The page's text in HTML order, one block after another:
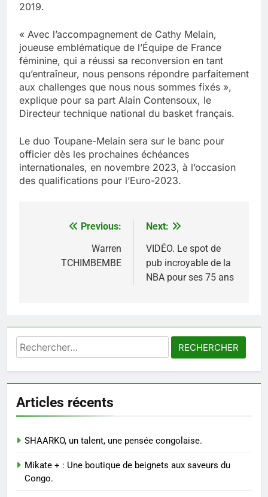
2019.
« Avec l’accompagnement de Cathy Melain,
joueuse emblématique de l’Équipe de France
féminine, qui a réussi sa reconversion en tant
qu’entraîneur, nous pensons répondre parfaitement
aux challenges que nous nous sommes fixés »,
explique pour sa part Alain Contensoux, le
Directeur technique national du basket français.
Le duo Toupane-Melain sera sur le banc pour
officier dès les prochaines échéances
internationales, en novembre 2023, à l’occasion
des qualifications pour l’Euro-2023.
NavigationPrevious:
Warren
TCHIMBEMBE
Next:
VIDÉO. Le spot de
pub incroyable de la
NBA pour ses 75 ans
Rechercher :
Articles récents
SHAARKO, un talent, une pensée congolaise.
Mikate + : Une boutique de beignets aux saveurs du
Congo.